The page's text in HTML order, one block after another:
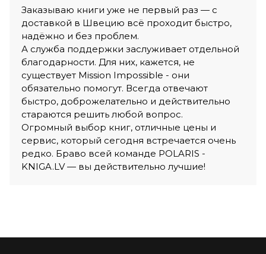
Заказываю книги уже не первый раз — с
доставкой в Швецию всё проходит быстро,
надёжно и без проблем.
А служба поддержки заслуживает отдельной
благодарности. Для них, кажется, не
существует Mission Impossible - они
обязательно помогут. Всегда отвечают
быстро, доброжелательно и действительно
стараются решить любой вопрос.
Огромный выбор книг, отличные цены и
сервис, который сегодня встречается очень
редко. Браво всей команде POLARIS -
KNIGA.LV — вы действительно лучшие!